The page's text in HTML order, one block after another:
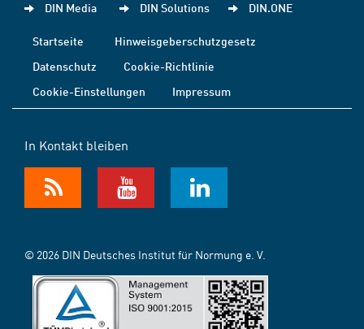
DIN Media DIN Solutions DIN.ONE
Startseite
Hinweisgeberschutzgesetz
Datenschutz
Cookie-Richtlinie
Cookie-Einstellungen
Impressum
In Kontakt bleiben
© 2026 DIN Deutsches Institut für Normung e. V.